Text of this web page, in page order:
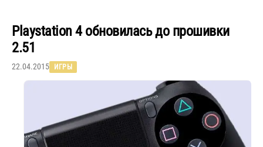
Playstation 4 обновилась до прошивки
2.51
22.04.2015 ИГРЫ